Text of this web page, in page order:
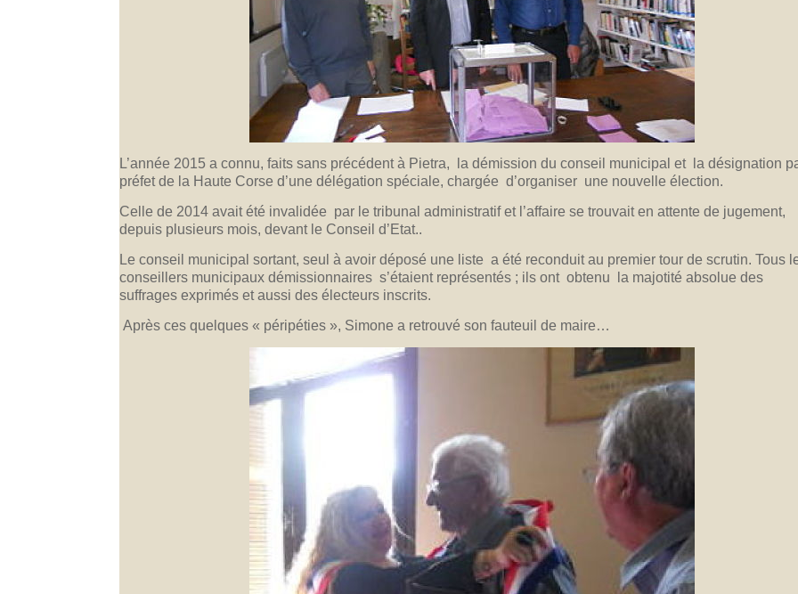
L’année 2015 a connu, faits sans précédent à Pietra, la démission du conseil municipal et la désignation
préfet de la Haute Corse d’une délégation spéciale, chargée d’organiser une nouvelle élection.
Celle de 2014 avait été invalidée par le tribunal administratif et l’affaire se trouvait en attente de jugement,
depuis plusieurs mois, devant le Conseil d’Etat..
Le conseil municipal sortant, seul à avoir déposé une liste a été reconduit au premier tour de scrutin. Tous
conseillers municipaux démissionnaires s’étaient représentés ; ils ont obtenu la majotité absolue des
suffrages exprimés et aussi des électeurs inscrits.
Après ces quelques « péripéties », Simone a retrouvé son fauteuil de maire…